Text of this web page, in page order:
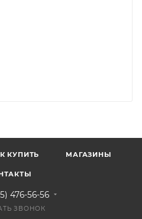
КУПИТЬ МАГАЗИНЫ
476-56-56
ЗВОНОК